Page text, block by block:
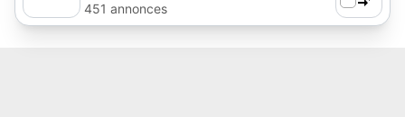
451 annonces